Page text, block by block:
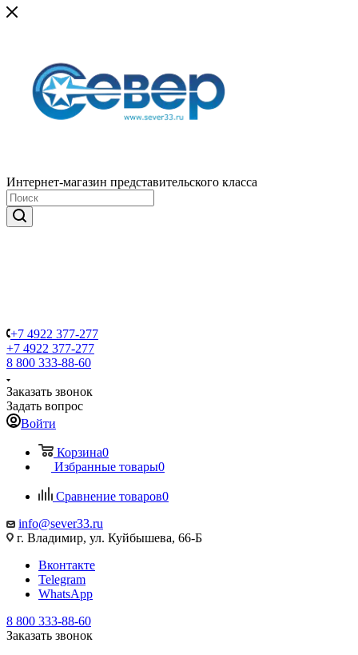
Интернет-магазин представительского класса
+7 4922 377-277
+7 4922 377-277
8 800 333-88-60
Заказать звонок
Задать вопрос
Войти
Корзина0
Избранные товары0
Сравнение товаров0
info@sever33.ru
г. Владимир, ул. Куйбышева, 66-Б
Вконтакте
Telegram
WhatsApp
8 800 333-88-60
Заказать звонок